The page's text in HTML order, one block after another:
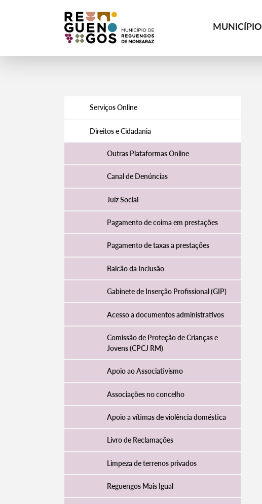
MUNICÍPIO
Serviços Online
Direitos e Cidadania
Outras Plataformas Online
Canal de Denúncias
Juíz Social
Pagamento de coima em prestações
Pagamento de taxas a prestações
Balcão da Inclusão
Gabinete de Inserção Profissional (GIP)
Acesso a documentos administrativos
Comissão de Proteção de Crianças e
Jovens (CPCJ RM)
Apoio ao Associativismo
Associações no concelho
Apoio a vítimas de violência doméstica
Livro de Reclamações
Limpeza de terrenos privados
Reguengos Mais Igual